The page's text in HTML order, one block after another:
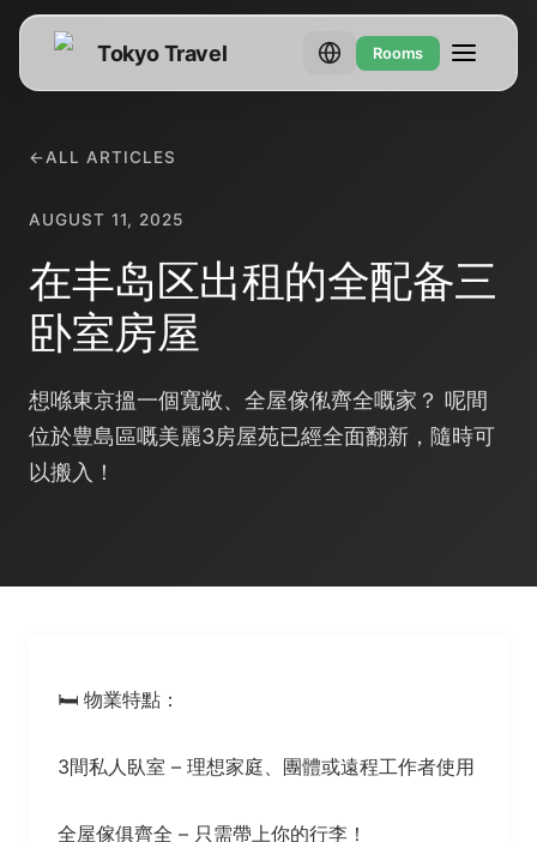
Tokyo Travel Rooms
←ALL ARTICLES
AUGUST 11, 2025
在丰岛区出租的全配备三
卧室房屋
想喺東京搵一個寬敞、全屋傢俬齊全嘅家？ 呢間
位於豊島區嘅美麗3房屋苑已經全面翻新，隨時可
以搬入！
🛏️ 物業特點：
3間私人臥室 – 理想家庭、團體或遠程工作者使用
全屋傢俱齊全 – 只需帶上你的行李！